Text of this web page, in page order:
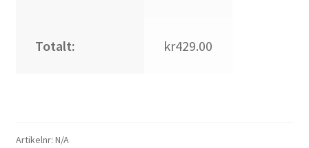
Totalt: kr429.00
Artikelnr: N/A